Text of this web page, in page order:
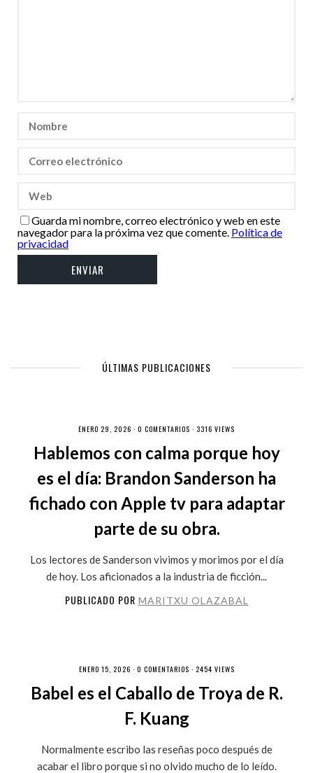
Guarda mi nombre, correo electrónico y web en este
navegador para la próxima vez que comente. Política de
privacidad
ÚLTIMAS PUBLICACIONES
ENERO 29, 2026 · 0 COMENTARIOS · 3316 VIEWS
Hablemos con calma porque hoy
es el día: Brandon Sanderson ha
fichado con Apple tv para adaptar
parte de su obra.
Los lectores de Sanderson vivimos y morimos por el día
de hoy. Los aficionados a la industria de ficción...
PUBLICADO POR MARITXU OLAZABAL
ENERO 15, 2026 · 0 COMENTARIOS · 2454 VIEWS
Babel es el Caballo de Troya de R.
F. Kuang
Normalmente escribo las reseñas poco después de
acabar el libro porque si no olvido mucho de lo leído.